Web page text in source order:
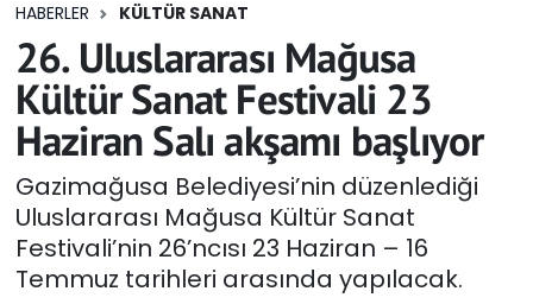
HABERLER KÜLTÜR SANAT
26. Uluslararası Mağusa
Kültür Sanat Festivali 23
Haziran Salı akşamı başlıyor
Gazimağusa Belediyesi’nin düzenlediği
Uluslararası Mağusa Kültür Sanat
Festivali’nin 26’ncısı 23 Haziran – 16
Temmuz tarihleri arasında yapılacak.
Eğitim
Ekonomi
Foto Galeri
GEZİ
Güncel
Tüm Manşetler
Son Dakika Haberleri
Haber Arşivi